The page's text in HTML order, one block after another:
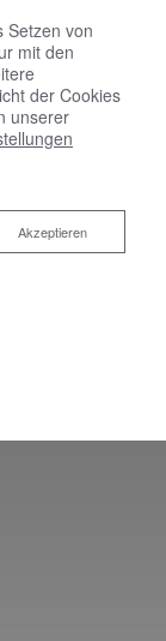
Setzen von
mit den
der Cookies
unserer
Akzeptieren